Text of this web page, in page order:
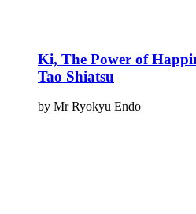
Ki, The Power of
Tao Shiatsu
by Mr Ryokyu Endo